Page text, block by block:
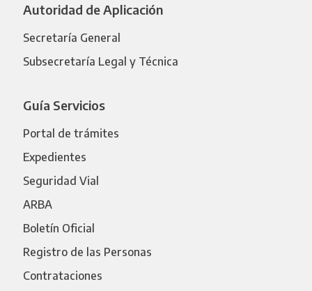
Autoridad de Aplicación
Secretaría General
Subsecretaría Legal y Técnica
Guía Servicios
Portal de trámites
Expedientes
Seguridad Vial
ARBA
Boletín Oficial
Registro de las Personas
Contrataciones